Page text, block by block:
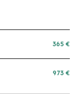
365 €
973 €